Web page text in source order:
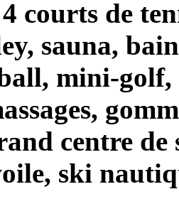
courts de
sauna,
mini-golf,
centre
ski